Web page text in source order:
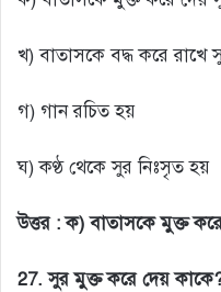
খ) বাতাসকে বদ্ধ করে রাখে
গ) গান রচিত হয়
ঘ) কণ্ঠ থেকে সুর নিঃসৃত হয়
উত্তর :ক) বাতাসকে মুক্ত
27. সুর মুক্ত করে দেয়